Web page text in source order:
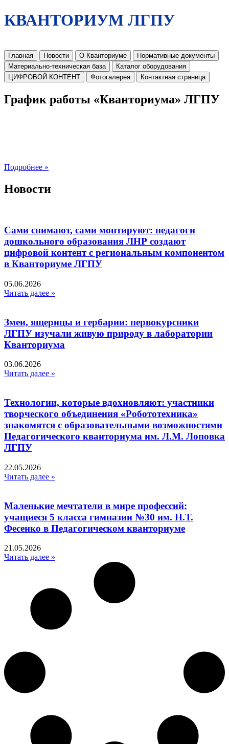
КВАНТОРИУМ ЛГПУ
Главная Новости О Кванториуме
Нормативные документы
Материально-техническая база
Каталог оборудования
ЦИФРОВОЙ КОНТЕНТ
Фотогалерея Контактная страница
График работы «Кванториума» ЛГПУ
Подробнее »
Новости
Сами снимают, сами монтируют: педагоги
дошкольного образования ЛНР создают
цифровой контент с региональным компонентом
в Кванториуме ЛГПУ​
05.06.2026
Читать далее »
Змеи, ящерицы и гербарии: первокурсники
ЛГПУ изучали живую природу в лаборатории
Кванториума
03.06.2026
Читать далее »
Технологии, которые вдохновляют: участники
творческого объединения «Робототехника»
знакомятся с образовательными возможностями
Педагогического кванториума им. Л.М. Лоповка
ЛГПУ
22.05.2026
Читать далее »
Маленькие мечтатели в мире профессий:
учащиеся 5 класса гимназии №30 им. Н.Т.
Фесенко в Педагогическом кванториуме
21.05.2026
Читать далее »